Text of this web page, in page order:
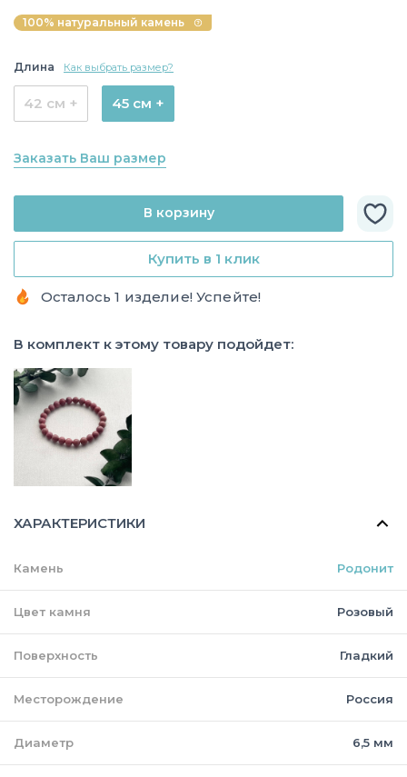
100% натуральный камень
Длина Как выбрать размер?
42 см + 45 см +
Заказать Ваш размер
Купить в 1 клик
В корзину
Осталось 1 изделие! Успейте!
В комплект к этому товару подойдет:
ХАРАКТЕРИСТИКИ
Камень Родонит
Цвет камня Розовый
Поверхность Гладкий
Месторождение Россия
Диаметр 6,5 мм